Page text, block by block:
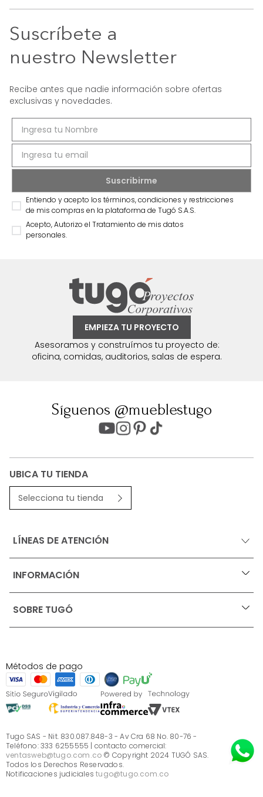
Suscríbete a
nuestro Newsletter
Recibe antes que nadie información sobre ofertas
exclusivas y novedades.
Entiendo y acepto los términos, condiciones y restricciones
de mis compras en la plataforma de Tugó S.A.S.
Acepto, Autorizo el Tratamiento de mis datos
personales.
EMPIEZA TU PROYECTO
Asesoramos y construímos tu proyecto de:
oficina, comidas, auditorios, salas de espera.
Síguenos @mueblestugo
UBICA TU TIENDA
Selecciona tu tienda
LÍNEAS DE ATENCIÓN
INFORMACIÓN +
Ofertas vigentes
Términos, condiciones y restricciones para productos
S.A.S
Términos, condiciones y restricciones Tugó S.A.S
Instructivo cuidado de muebles
Sé parte de Tugó
¿Quiénes somos?
Servicio al cliente
SOBRE TUGÓ +
¿Quieres vender en Tugó?
Métodos de pago
Tugo SAS - Nit. 830.087.848-3 - Av Cra 68 No. 80-76 -
Teléfono: 333 6255555 | contacto comercial:
ventasweb@tugo.com.co © Copyright 2024 TUGÓ SAS.
Todos los Derechos Reservados.
Notificaciones judicialestugo@tugo.com.co